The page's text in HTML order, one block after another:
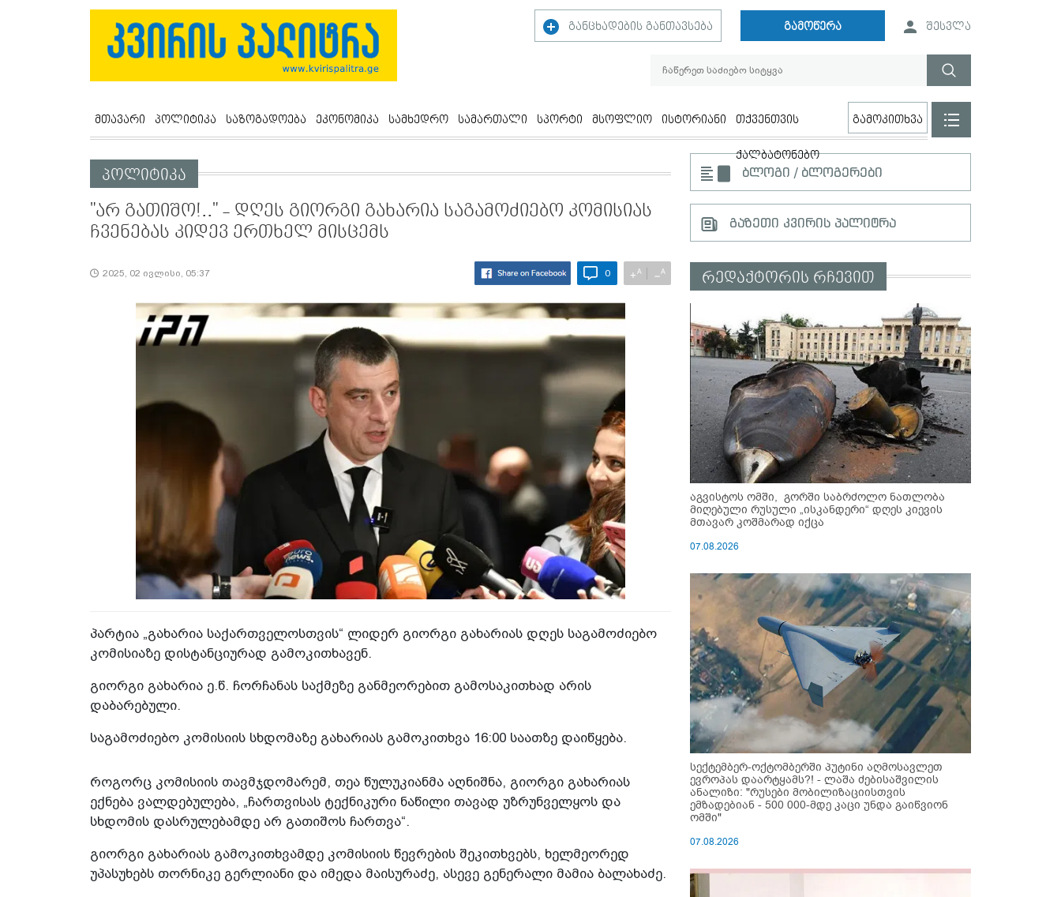
განცხადების განთავსება გამოწერა შესვლა
მთავარი პოლიტიკა საზოგადოება ეკონომიკა სამხედრო სამართალი სპორტი მსოფლიო ისტორიანი თქვენთვის
ქალბატონებო
გამოკითხვა
პოლიტიკა
"არ გათიშო!.." - დღეს გიორგი გახარია საგამოძიებო კომისიას
ჩვენებას კიდევ ერთხელ მისცემს
2025, 02 ივლისი, 05:37 0 +A −A
პარტია „გახარია საქართველოსთვის“ ლიდერ გიორგი გახარიას დღეს საგამოძიებო
კომისიაზე დისტანციურად გამოკითხავენ.
გიორგი გახარია ე.წ. ჩორჩანას საქმეზე განმეორებით გამოსაკითხად არის
დაბარებული.
საგამოძიებო კომისიის სხდომაზე გახარიას გამოკითხვა 16:00 საათზე დაიწყება.
როგორც კომისიის თავმჯდომარემ, თეა წულუკიანმა აღნიშნა, გიორგი გახარიას
ექნება ვალდებულება, „ჩართვისას ტექნიკური ნაწილი თავად უზრუნველყოს და
სხდომის დასრულებამდე არ გათიშოს ჩართვა“.
გიორგი გახარიას გამოკითხვამდე კომისიის წევრების შეკითხვებს, ხელმეორედ
უპასუხებს თორნიკე გერლიანი და იმედა მაისურაძე, ასევე გენერალი მამია ბალახაძე.
ბლოგი / ბლოგერები
გაზეთი კვირის პალიტრა
რედაქტორის რჩევით
აგვისტოს ომში, გორში საბრძოლო ნათლობა
მიღებული რუსული „ისკანდერი“ დღეს კიევის
მთავარ კოშმარად იქცა
07.08.2026
სექტემბერ-ოქტომბერში პუტინი აღმოსავლეთ
ევროპას დაარტყამს?! - ლაშა ძებისაშვილის
ანალიზი: "რუსები მობი­ლიზაციისთვის
ემზადებიან - 500 000-მდე კაცი უნდა გაიწვიონ
ომში"
07.08.2026